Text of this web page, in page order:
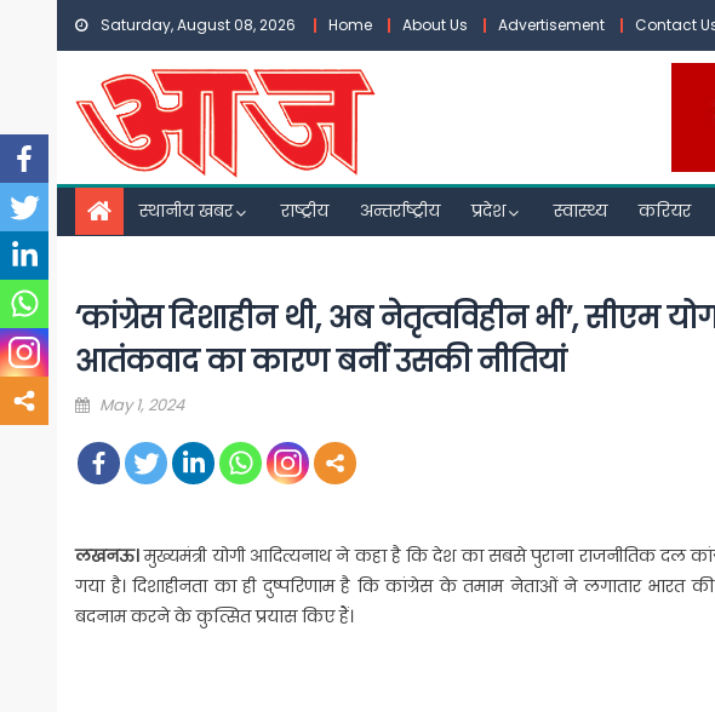
Skip
content
Saturday, August 08, 2026 Home About Us Advertisement Contact
स्थानीय खबर राष्ट्रीय अन्तर्राष्ट्रीय प्रदेश स्वास्थ्य करियर
‘कांग्रेस दिशाहीन थी, अब नेतृत्वविहीन भी’, सीएम
आतंकवाद का कारण बनीं उसकी नीतियां
Posted
May 1, 2024
लखनऊ।मुख्यमंत्री योगी आदित्यनाथ ने कहा है कि देश का सबसे पुराना राजनीतिक दल
गया है। दिशाहीनता का ही दुष्परिणाम है कि कांग्रेस के तमाम नेताओं ने लगातार
बदनाम करने के कुत्सित प्रयास किए हैं।